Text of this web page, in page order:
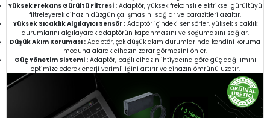
Yüksek Frekans Gürültü Filtresi :Adaptör, yüksek frekanslı elektriksel gürültüyü
filtreleyerek cihazın düzgün çalışmasını sağlar ve parazitleri azaltır.
Yüksek Sıcaklık Algılayıcı Sensör :Adaptör içindeki sensörler, yüksek sıcaklık
durumlarını algılayarak adaptörün kapanmasını ve soğumasını sağlar.
Düşük Akım Koruması : Adaptör, çok düşük akım durumlarında kendini koruma
moduna alarak cihazın zarar görmesini önler.
Güç Yönetim Sistemi :Adaptör, bağlı cihazın ihtiyacına göre güç dağılımını
optimize ederek enerji verimliliğini artırır ve cihazın ömrünü uzatır.